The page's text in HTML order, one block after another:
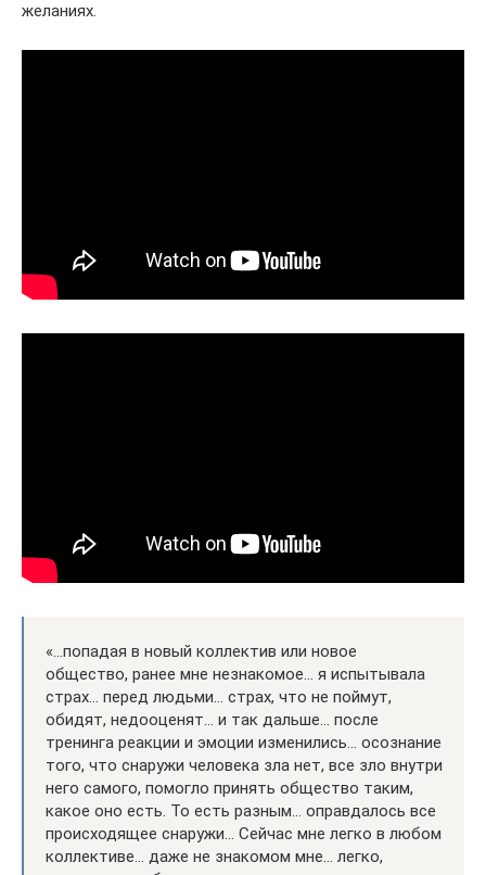
желаниях.
«…попадая в новый коллектив или новое
общество, ранее мне незнакомое… я испытывала
страх… перед людьми… страх, что не поймут,
обидят, недооценят… и так дальше… после
тренинга реакции и эмоции изменились… осознание
того, что снаружи человека зла нет, все зло внутри
него самого, помогло принять общество таким,
какое оно есть. То есть разным… оправдалось все
происходящее снаружи… Сейчас мне легко в любом
коллективе… даже не знакомом мне… легко,